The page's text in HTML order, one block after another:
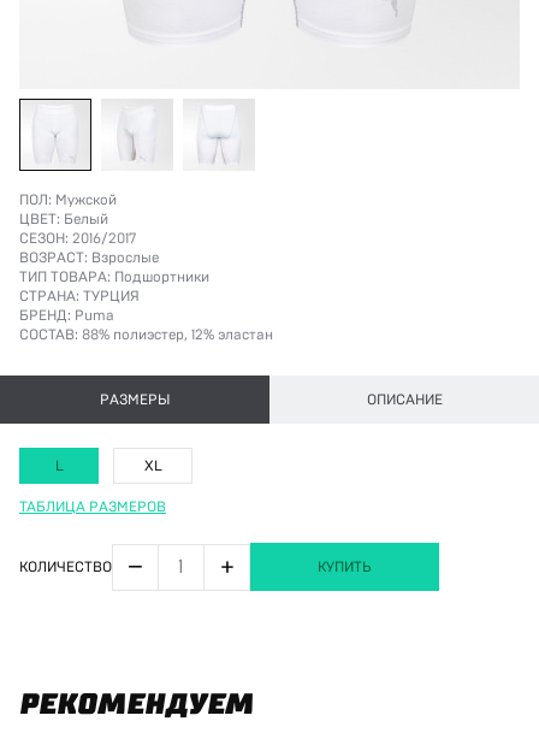
ПОЛ: Мужской
ЦВЕТ: Белый
СЕЗОН: 2016/2017
ВОЗРАСТ: Взрослые
ТИП ТОВАРА: Подшортники
СТРАНА: ТУРЦИЯ
БРЕНД: Puma
СОСТАВ: 88% полиэстер, 12% эластан
РАЗМЕРЫ ОПИСАНИЕ
L XL
ТАБЛИЦА РАЗМЕРОВ
КОЛИЧЕСТВО − + КУПИТЬ
РЕКОМЕНДУЕМ